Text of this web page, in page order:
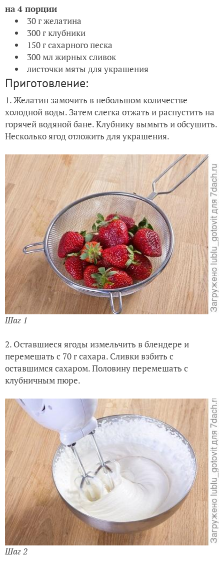
на 4 порции
30 г желатина
300 г клубники
150 г сахарного песка
300 мл жирных сливок
листочки мяты для украшения
Приготовление:
1. Желатин замочить в небольшом количестве
холодной воды. Затем слегка отжать и распустить на
горячей водяной бане. Клубнику вымыть и обсушить.
Несколько ягод отложить для украшения.
Шаг 1
2. Оставшиеся ягоды измельчить в блендере и
перемешать с 70 г сахара. Сливки взбить с
оставшимся сахаром. Половину перемешать с
клубничным пюре.
Шаг 2